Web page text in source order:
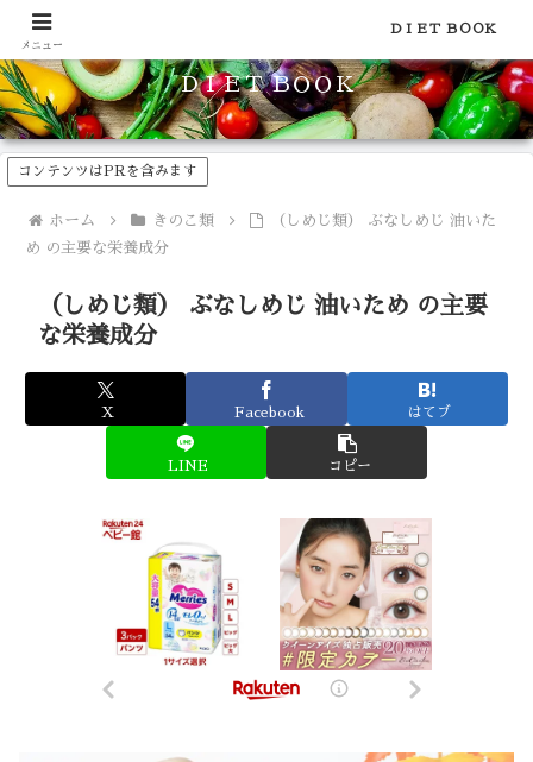
食品のカロリーや糖質などの栄養素がわかる！健康やダイエットに
ＤＩＥＴ ＢＯＯＫ
コンテンツはPRを含みます
ホーム きのこ類
（しめじ類） ぶなしめじ 油いた
め の主要な栄養成分
（しめじ類） ぶなしめじ 油いため の主要
な栄養成分
X Facebook はてブ
LINE コピー
メニュー
ＤＩＥＴ ＢＯＯＫ